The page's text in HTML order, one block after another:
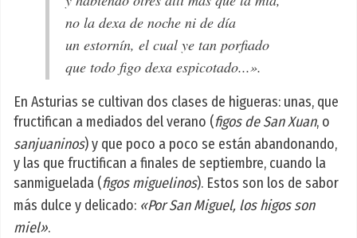
no la dexa de noche ni de día
un estornín, el cual ye tan porfiado
que todo figo dexa espicotado...».
En Asturias se cultivan dos clases de higueras: unas, que
fructifican a mediados del verano (figos de San Xuan, o
sanjuaninos) y que poco a poco se están abandonando,
y las que fructifican a finales de septiembre, cuando la
sanmiguelada (figos miguelinos). Estos son los de sabor
más dulce y delicado: «Por San Miguel, los higos son
miel».